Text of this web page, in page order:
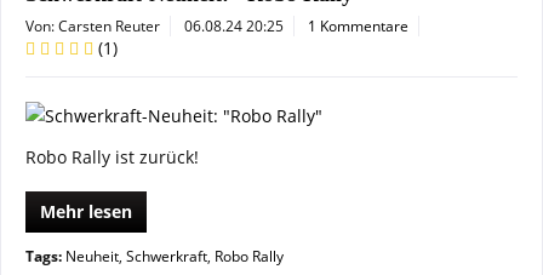
Von: Carsten Reuter 06.08.24 20:25 1 Kommentare
(1)
Robo Rally ist zurück!
Mehr lesen
Tags: Neuheit, Schwerkraft, Robo Rally